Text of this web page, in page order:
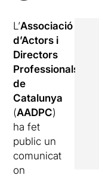
L’Associació
d’Actors i
Directors
Professionals
de
Catalunya
(AADPC)
ha fet
public un
comunicat
on